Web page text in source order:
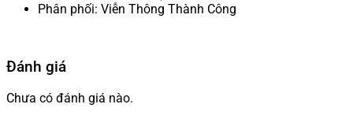
Phân phối: Viễn Thông Thành Công
Đánh giá
Chưa có đánh giá nào.